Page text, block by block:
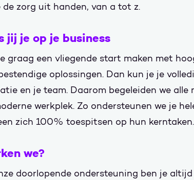
de zorg uit handen, van a tot z.
jij je op je business
graag een vliegende start maken met
oplossingen. Dan kun je je
en je team. Daarom begeleiden we
werkplek. Zo ondersteunen we je
zich 100% toespitsen op hun kerntaken.
we?
doorlopende ondersteuning ben je